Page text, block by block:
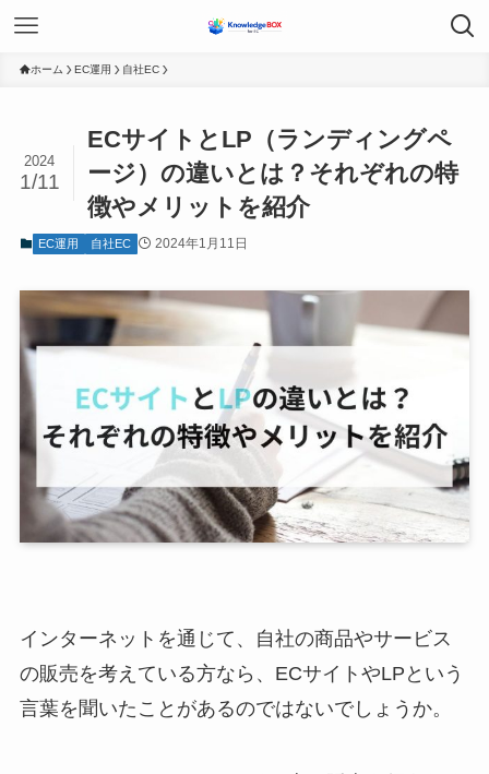
ホーム EC運用 自社EC
ECサイトとLP（ランディングペ
ージ）の違いとは？それぞれの特
徴やメリットを紹介
2024
1/11
EC運用 自社EC 2024年1月11日
インターネットを通じて、自社の商品やサービス
の販売を考えている方なら、ECサイトやLPという
言葉を聞いたことがあるのではないでしょうか。